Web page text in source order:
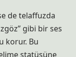
de telaffuzda
gibi bir ses
korur. Bu
statüsüne